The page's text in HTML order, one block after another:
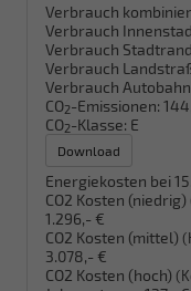
Verbrauch
Verbrauch
Verbrauch
Verbrauch
Verbrauch
CO2-Emissionen:
CO2-Klasse: E
Download
Energiekosten bei
CO2 Kosten (niedrig)
1.296,- €
CO2 Kosten (mittel)
3.078,- €
CO2 Kosten (hoch)